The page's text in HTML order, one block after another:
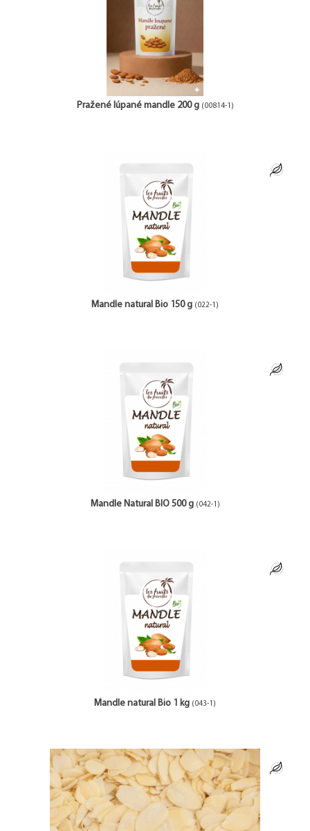
Pražené lúpané mandle 200 g (00814-1)
Mandle natural Bio 150 g (022-1)
Mandle Natural BIO 500 g (042-1)
Mandle natural Bio 1 kg (043-1)